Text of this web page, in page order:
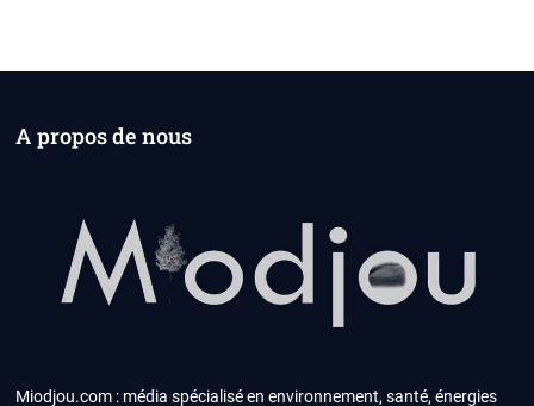
A propos de nous
Miodjou.com : média spécialisé en environnement, santé, énergies